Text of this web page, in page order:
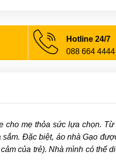
Hotline 24/7
088 664 4444
cho mẹ thỏa sức lựa chọn.
Đặc biệt, áo nhà Gạo
của trẻ). Nhà mình có thể